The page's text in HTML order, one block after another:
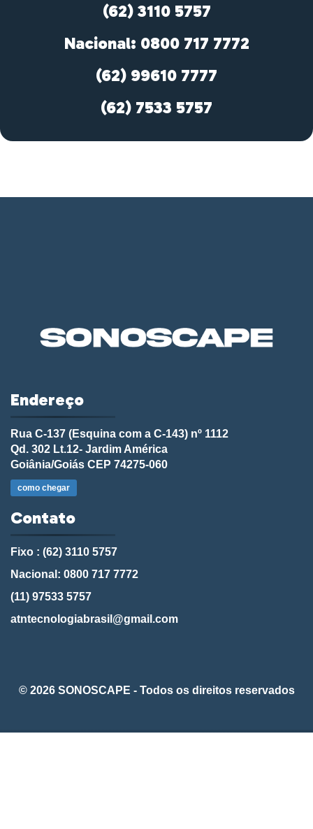
(62) 3110 5757
Nacional: 0800 717 7772
(62) 99610 7777
(62) 7533 5757
Endereço
Rua C-137 (Esquina com a C-143) nº 1112
Qd. 302 Lt.12- Jardim América
Goiânia/Goiás CEP 74275-060
como chegar
Contato
Fixo : (62) 3110 5757
Nacional: 0800 717 7772
(11) 97533 5757
atntecnologiabrasil@gmail.com
© 2026 SONOSCAPE - Todos os direitos reservados